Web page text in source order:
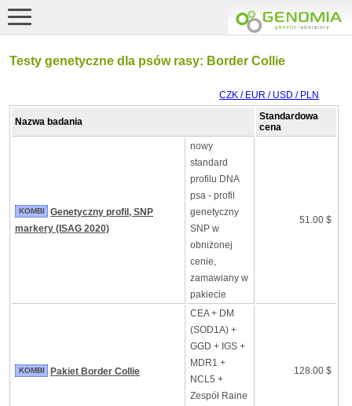
Testy genetyczne dla psów rasy: Border Collie
CZK / EUR / USD / PLN
Nazwa badania
Standardowa
cena
KOMBI
Genetyczny profil, SNP
markery (ISAG 2020)
nowy
standard
profilu DNA
psa - profil
genetyczny
SNP w
obniżonej
cenie,
zamawiany w
pakiecie
51.00 $
KOMBI Pakiet Border Collie
CEA + DM
(SOD1A) +
GGD + IGS +
MDR1 +
NCL5 +
Zespół Raine
128.00 $